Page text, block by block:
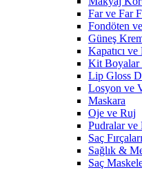
Far ve Far
Fondöten
Güneş
Kapatıcı
Kit Boyalar
Lip Gloss
Losyon ve
Maskara
Oje ve Ruj
Pudralar ve
Saç Fırçaları
Sağlık &
Saç